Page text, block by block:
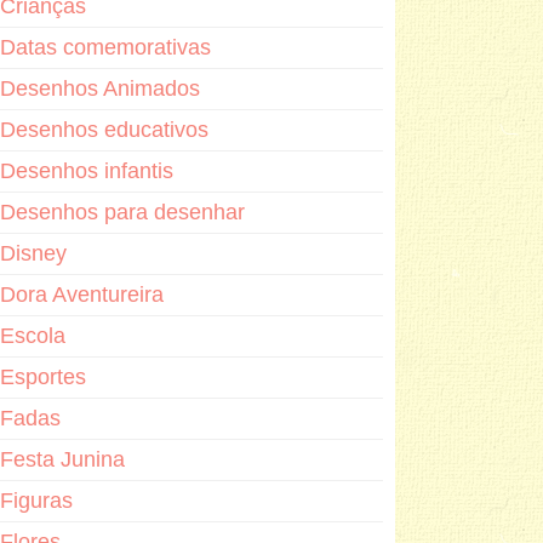
Crianças
Datas comemorativas
Desenhos Animados
Desenhos educativos
Desenhos infantis
Desenhos para desenhar
Disney
Dora Aventureira
Escola
Esportes
Fadas
Festa Junina
Figuras